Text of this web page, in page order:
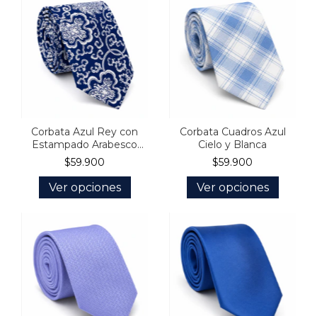
Corbata Azul Rey con
Estampado Arabesco
Blanco
$59.900
Ver opciones
Corbata Cuadros Azul
Cielo y Blanca
$59.900
Ver opciones